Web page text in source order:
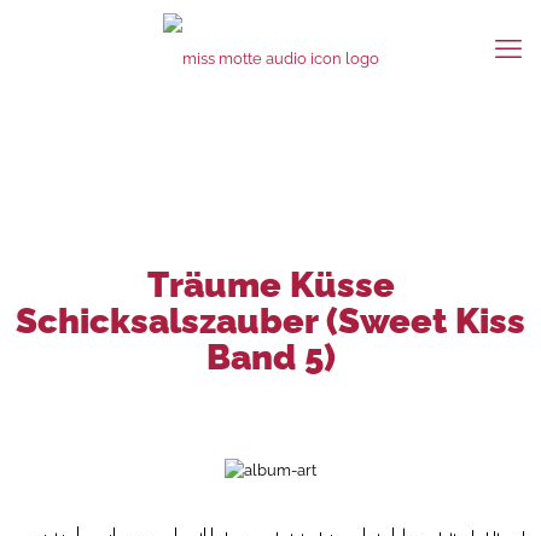
Träume Küsse
Schicksalszauber (Sweet Kiss
Band 5)